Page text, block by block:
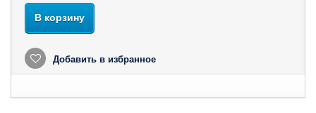
В корзину
Добавить в избранное